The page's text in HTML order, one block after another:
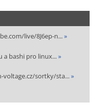
live/8J6ep-n...»
a bashi pro linux...»
voltage.cz/sortky/sta...»